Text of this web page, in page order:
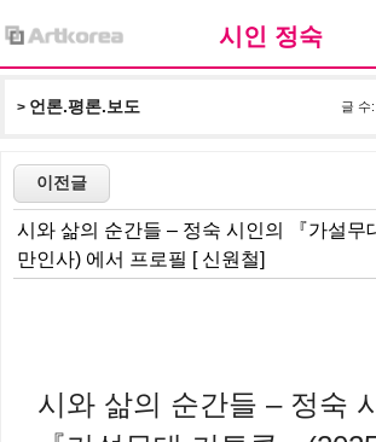
시인 정숙
글 수
> 언론.평론.보도
시와 삶의 순간들 – 정숙 시인의 『가설무
만인사) 에서 프로필 [ 신원철]
시와 삶의 순간들 – 정숙